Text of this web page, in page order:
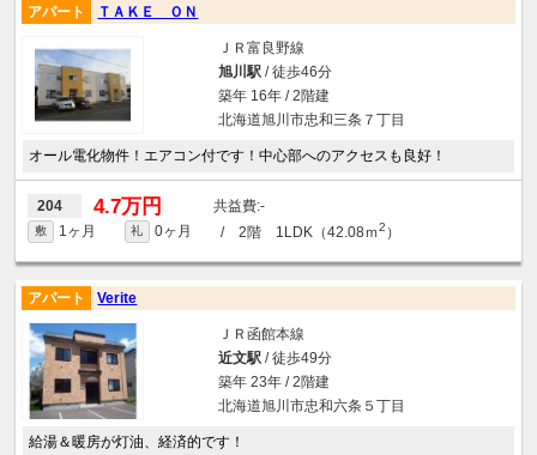
アパート ＴＡＫＥ ＯＮ
ＪＲ富良野線
旭川駅/ 徒歩46分
築年 16年 / 2階建
北海道旭川市忠和三条７丁目
オール電化物件！エアコン付です！中心部へのアクセスも良好！
204 4.7万円 -
敷 1ヶ月 礼 0ヶ月 / 2階 1LDK（42.08ｍ2 ）
アパート Verite
ＪＲ函館本線
近文駅/ 徒歩49分
築年 23年 / 2階建
北海道旭川市忠和六条５丁目
給湯＆暖房が灯油、経済的です！